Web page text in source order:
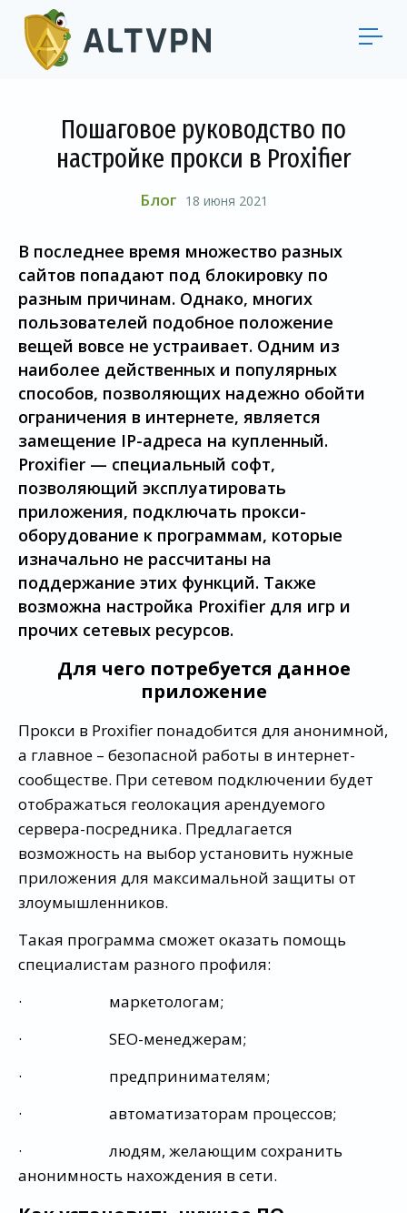
Пошаговое руководство по
настройке прокси в Proxifier
Блог 18 июня 2021
В последнее время множество разных
сайтов попадают под блокировку по
разным причинам. Однако, многих
пользователей подобное положение
вещей вовсе не устраивает. Одним из
наиболее действенных и популярных
способов, позволяющих надежно обойти
ограничения в интернете, является
замещение IP-адреса на купленный.
Proxifier — специальный софт,
позволяющий эксплуатировать
приложения, подключать прокси-
оборудование к программам, которые
изначально не рассчитаны на
поддержание этих функций. Также
возможна настройка Proxifier для игр и
прочих сетевых ресурсов.
Для чего потребуется данное
приложение
Прокси в Proxifier понадобится для анонимной,
а главное – безопасной работы в интернет-
сообществе. При сетевом подключении будет
отображаться геолокация арендуемого
сервера-посредника. Предлагается
возможность на выбор установить нужные
приложения для максимальной защиты от
злоумышленников.
Такая программа сможет оказать помощь
специалистам разного профиля:
· маркетологам;
· SEO-менеджерам;
· предпринимателям;
· автоматизаторам процессов;
· людям, желающим сохранить
анонимность нахождения в сети.